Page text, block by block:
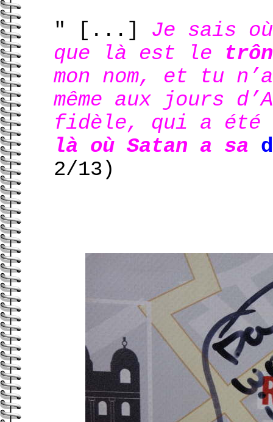
" [...] Je sais
que là est le
mon nom, et tu
même aux jours
fidèle, qui a été
là où Satan a sa
2/13)